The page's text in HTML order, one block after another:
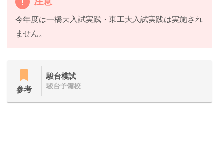
今年度は一橋大入試実践・東工大入試実践は実施され
ません。
参考
駿台模試
駿台予備校